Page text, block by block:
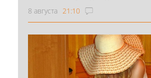
8 августа 21:10